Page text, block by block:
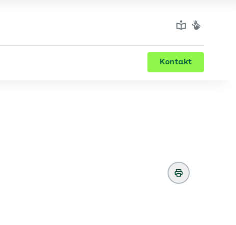
Kontakt